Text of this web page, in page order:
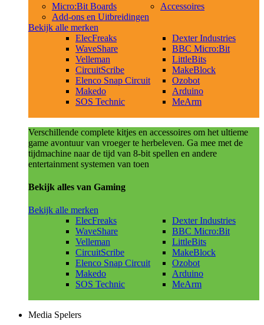
Micro:Bit Boards
Add-ons en Uitbreidingen
Accessoires
Bekijk alle merken
ElecFreaks
WaveShare
Velleman
CircuitScribe
Elenco Snap Circuit
Makedo
SOS Technic
Dexter Industries
BBC Micro:Bit
LittleBits
MakeBlock
Ozobot
Arduino
MeArm
Verschillende complete kitjes en accessoires om het ultieme
game avontuur van vroeger te herbeleven. Ga mee met de
tijdmachine naar de tijd van 8-bit spellen en andere
entertainment systemen van toen
Bekijk alles van Gaming
Bekijk alle merken
ElecFreaks
WaveShare
Velleman
CircuitScribe
Elenco Snap Circuit
Makedo
SOS Technic
Dexter Industries
BBC Micro:Bit
LittleBits
MakeBlock
Ozobot
Arduino
MeArm
Media Spelers